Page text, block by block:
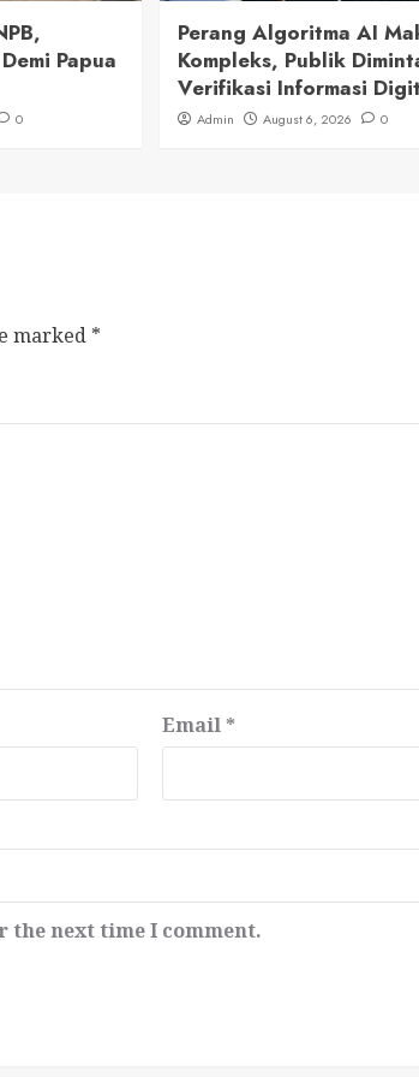
Papua
0
Perang Algoritma AI
Kompleks, Publik
Verifikasi Informasi
Admin August 6, 2026 0
marked *
Email *
the next time I comment.